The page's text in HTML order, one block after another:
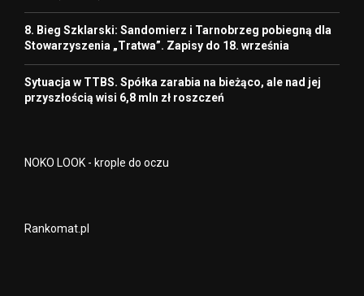
8. Bieg Szklarski: Sandomierz i Tarnobrzeg pobiegną dla
Stowarzyszenia „Tratwa”. Zapisy do 18. września
Sytuacja w TTBS. Spółka zarabia na bieżąco, ale nad jej
przyszłością wisi 6,8 mln zł roszczeń
NOKO LOOK - krople do oczu
Rankomat.pl